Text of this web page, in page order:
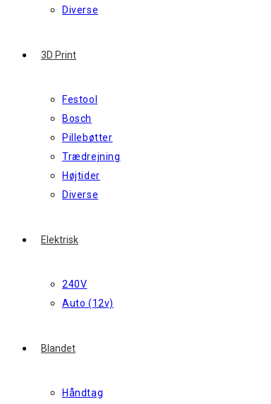
Diverse
3D Print
Festool
Bosch
Pillebøtter
Trædrejning
Højtider
Diverse
Elektrisk
240V
Auto (12v)
Blandet
Håndtag